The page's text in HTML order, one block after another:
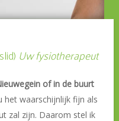
Uw fysiotherapeut
of in de buurt
het waarschijnlijk fijn als
zal zijn. Daarom stel ik